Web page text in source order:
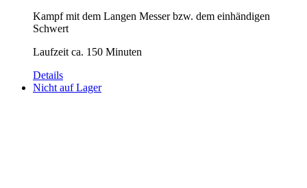
Kampf mit dem Langen Messer bzw. dem einhändigen
Schwert
Laufzeit ca. 150 Minuten
Details
Nicht auf Lager